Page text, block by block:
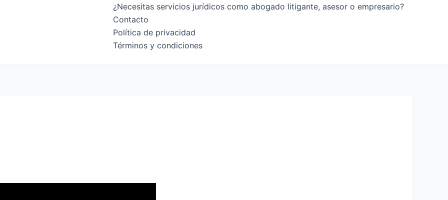
¿Necesitas servicios jurídicos como abogado litigante, asesor o empresario?
Contacto
Política de privacidad
Términos y condiciones